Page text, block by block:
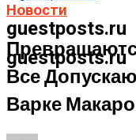
guestposts.ru
guestposts.ru
Новости
Все
Варке